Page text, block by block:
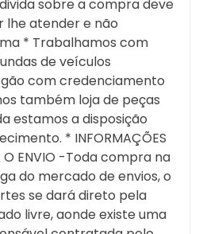
sobre a compra deve
lhe atender e não
* Trabalhamos com
de veículos
com credenciamento
também loja de peças
estamos a disposição
* INFORMAÇÕES
O ENVIO -Toda compra na
do mercado de envios, o
se dará direto pela
livre, aonde existe uma